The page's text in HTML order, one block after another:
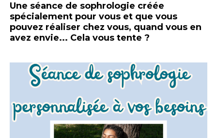
Une séance de sophrologie créée
spécialement pour vous et que vous
pouvez réaliser chez vous, quand vous en
avez envie... Cela vous tente ?